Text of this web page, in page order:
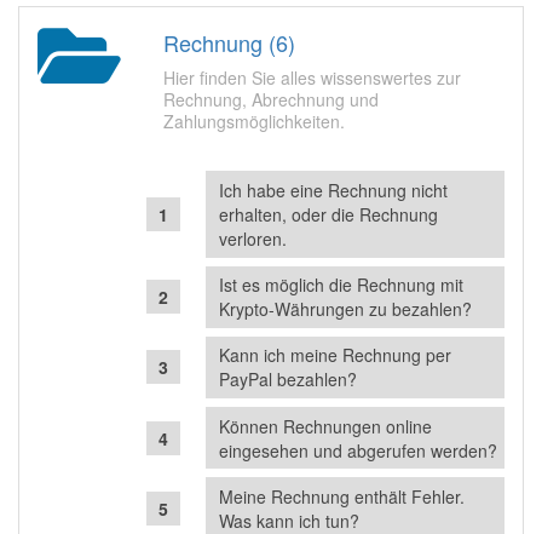
Rechnung (6)
Hier finden Sie alles wissenswertes zur
Rechnung, Abrechnung und
Zahlungsmöglichkeiten.
Ich habe eine Rechnung nicht
erhalten, oder die Rechnung
verloren.
Ist es möglich die Rechnung mit
Krypto-Währungen zu bezahlen?
Kann ich meine Rechnung per
PayPal bezahlen?
Können Rechnungen online
eingesehen und abgerufen werden?
Meine Rechnung enthält Fehler.
Was kann ich tun?